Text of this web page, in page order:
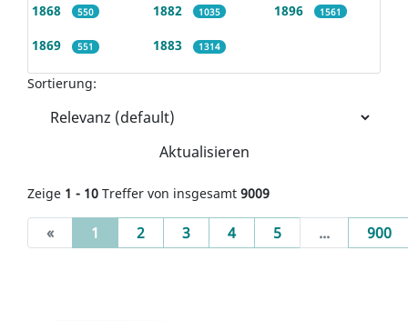
1868 550
1869 551
1882 1035
1883 1314
1896 1561
Sortierung:
Aktualisieren
Zeige 1 - 10 Treffer von insgesamt 9009
« 1 (current)
2 3 4 5 ... 900